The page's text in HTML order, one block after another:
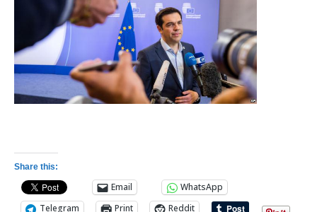
Share this:
Email
WhatsApp
Telegram
Print Reddit